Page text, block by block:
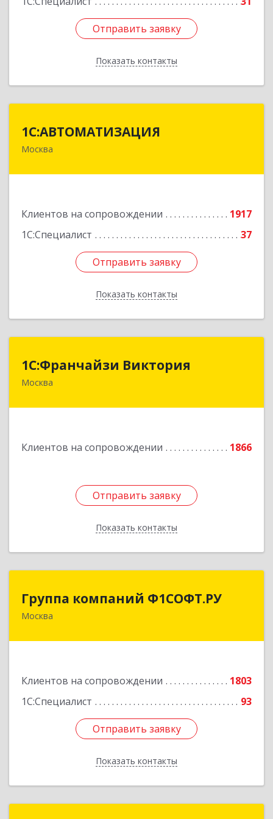
Отправить заявку
Показать контакты
Отправить заявку
Назад
1С:АВТОМАТИЗАЦИЯ
Москва
Клиентов на сопровождении
1917
1С:Специалист
37
Отправить заявку
Показать контакты
111024, Москва г, Энтузиастов 1-я ул, дом №
Отправить заявку
Назад
1С:Франчайзи Виктория
Москва
Клиентов на сопровождении 1866
Отправить заявку
Показать контакты
1С:Франчайзи Виктория
111020, Москва г, Синичкина 2-я ул, дом № 9А,
Отправить заявку
Назад
Группа компаний Ф1СОФТ.РУ
Москва
Клиентов на сопровождении
1803
1С:Специалист
93
Отправить заявку
Показать контакты
Группа компаний Ф1СОФТ.РУ
101000, Москва г, Лубянский проезд, дом №
Отправить заявку
Назад